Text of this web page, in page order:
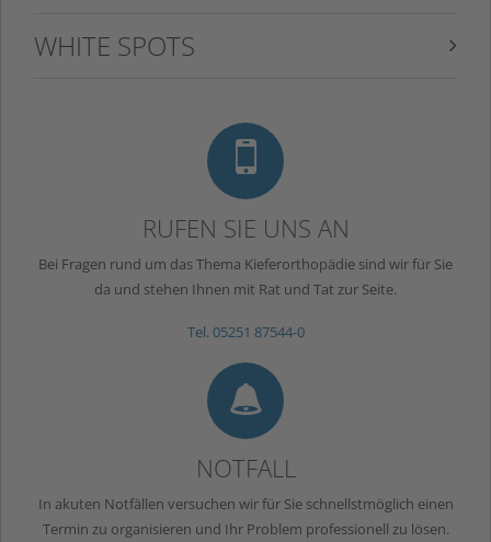
WHITE SPOTS
O
RUFEN SIE UNS AN
Bei Fragen rund um das Thema Kieferorthopädie sind wir für Sie
da und stehen Ihnen mit Rat und Tat zur Seite.
Tel. 05251 87544-0
9
NOTFALL
In akuten Notfällen versuchen wir für Sie schnellstmöglich einen
Termin zu organisieren und Ihr Problem professionell zu lösen.